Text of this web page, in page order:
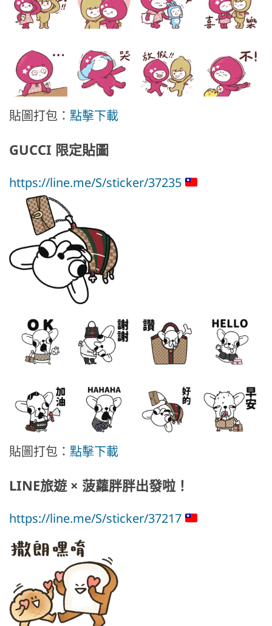
貼圖打包： 點擊下載
GUCCI 限定貼圖
https://line.me/S/sticker/37235
貼圖打包： 點擊下載
LINE旅遊 × 菠蘿胖胖出發啦！
https://line.me/S/sticker/37217